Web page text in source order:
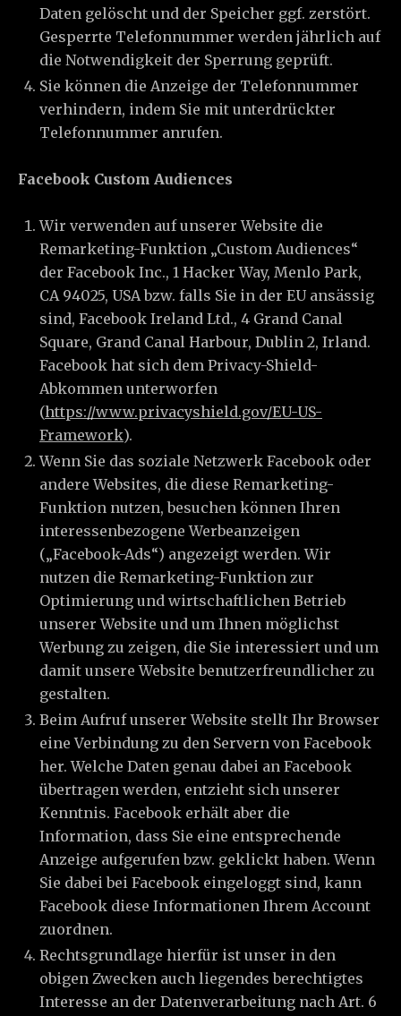
Daten gelöscht und der Speicher ggf. zerstört.
Gesperrte Telefonnummer werden jährlich auf
die Notwendigkeit der Sperrung geprüft.
Sie können die Anzeige der Telefonnummer
verhindern, indem Sie mit unterdrückter
Telefonnummer anrufen.
Facebook Custom Audiences
Wir verwenden auf unserer Website die
Remarketing-Funktion „Custom Audiences“
der Facebook Inc., 1 Hacker Way, Menlo Park,
CA 94025, USA bzw. falls Sie in der EU ansässig
sind, Facebook Ireland Ltd., 4 Grand Canal
Square, Grand Canal Harbour, Dublin 2, Irland.
Facebook hat sich dem Privacy-Shield-
Abkommen unterworfen
(https://www.privacyshield.gov/EU-US-
Framework).
Wenn Sie das soziale Netzwerk Facebook oder
andere Websites, die diese Remarketing-
Funktion nutzen, besuchen können Ihren
interessenbezogene Werbeanzeigen
(„Facebook-Ads“) angezeigt werden. Wir
nutzen die Remarketing-Funktion zur
Optimierung und wirtschaftlichen Betrieb
unserer Website und um Ihnen möglichst
Werbung zu zeigen, die Sie interessiert und um
damit unsere Website benutzerfreundlicher zu
gestalten.
Beim Aufruf unserer Website stellt Ihr Browser
eine Verbindung zu den Servern von Facebook
her. Welche Daten genau dabei an Facebook
übertragen werden, entzieht sich unserer
Kenntnis. Facebook erhält aber die
Information, dass Sie eine entsprechende
Anzeige aufgerufen bzw. geklickt haben. Wenn
Sie dabei bei Facebook eingeloggt sind, kann
Facebook diese Informationen Ihrem Account
zuordnen.
Rechtsgrundlage hierfür ist unser in den
obigen Zwecken auch liegendes berechtigtes
Interesse an der Datenverarbeitung nach Art. 6